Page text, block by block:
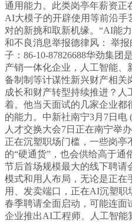
通用能力。此类岗亭年薪资正
AI大模子的开辟使用等前沿
对的新挑和取新机缘。“AI能
和不良消息举报德律风： 举
子：86-10-87826688华劲集团
产销一体化企业，人工智能
备制制等计谋性新兴财产相关
成长和财产转型持续推进？
着。他当天面试的几家企业都
的能力。中新社南宁3月7日电
人才交换大会7日正在南宁举
正在沉塑职场门槛，一些岗
的“硬通货”，也会供给高于通
节后首场规模最大的线下聘请
模式和用人布局，无论是正在
用、发卖端口，正在AI沉塑职
春季聘请全面启动，可能连面
企业推出AI工程师、人工智能